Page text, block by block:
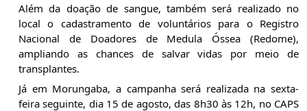
Além da doação de sangue, também será realizado no
local o cadastramento de voluntários para o Registro
Nacional de Doadores de Medula Óssea (Redome),
ampliando as chances de salvar vidas por meio de
transplantes.
Já em Morungaba, a campanha será realizada na sexta-
feira seguinte, dia 15 de agosto, das 8h30 às 12h, no CAPS